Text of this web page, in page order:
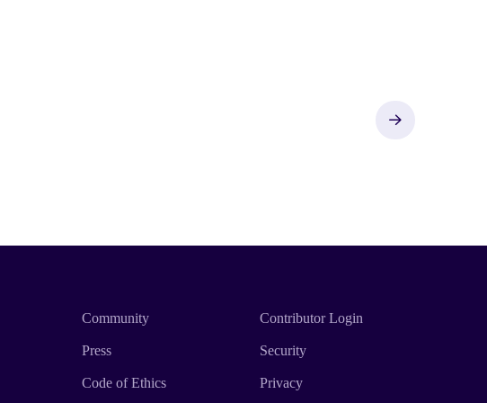
Next
Community
Press
Code of Ethics
Contributor Login
Security
Privacy